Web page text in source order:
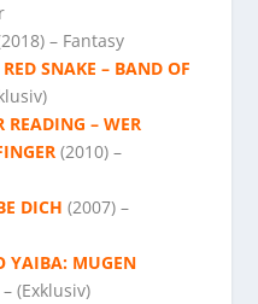
– Fantasy
SNAKE – BAND OF
READING – WER
(2010) –
DICH (2007) –
YAIBA: MUGEN
(Exklusiv)